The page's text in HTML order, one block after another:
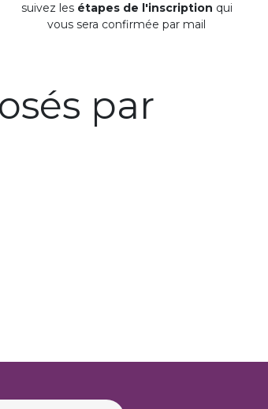
suivez les étapes de l'inscription qui
vous sera confirmée par mail
par